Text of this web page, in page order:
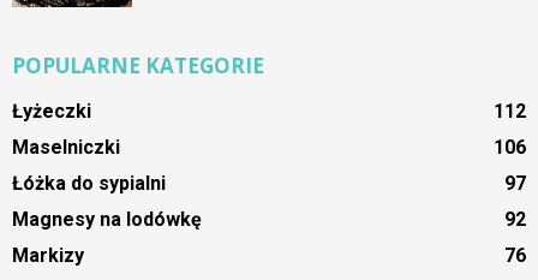
POPULARNE KATEGORIE
Łyżeczki
112
Maselniczki
106
Łóżka do sypialni
97
Magnesy na lodówkę
92
Markizy
76